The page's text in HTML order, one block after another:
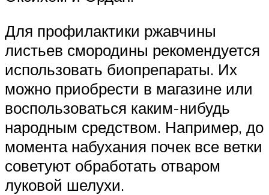
Для профилактики ржавчины
листьев смородины рекомендуется
использовать биопрепараты. Их
можно приобрести в магазине или
воспользоваться каким-нибудь
народным средством. Например, до
момента набухания почек все ветки
советуют обработать отваром
луковой шелухи.